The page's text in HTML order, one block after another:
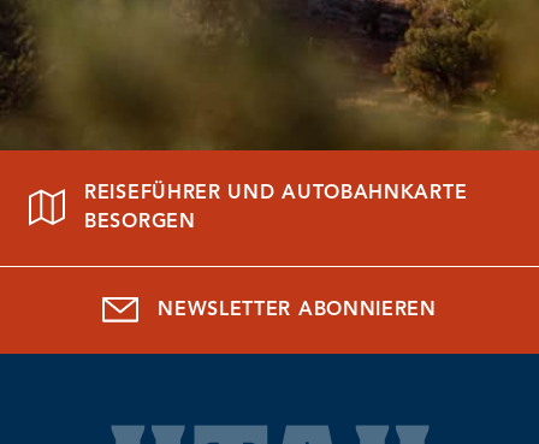
REISEFÜHRER UND AUTOBAHNKARTE
BESORGEN
NEWSLETTER ABONNIEREN